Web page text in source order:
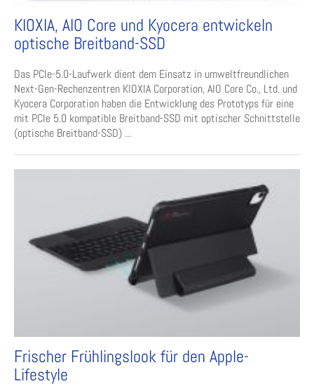
KIOXIA, AIO Core und Kyocera entwickeln
optische Breitband-SSD
Das PCIe-5.0-Laufwerk dient dem Einsatz in umweltfreundlichen
Next-Gen-Rechenzentren KIOXIA Corporation, AIO Core Co., Ltd. und
Kyocera Corporation haben die Entwicklung des Prototyps für eine
mit PCIe 5.0 kompatible Breitband-SSD mit optischer Schnittstelle
(optische Breitband-SSD) ...
Frischer Frühlingslook für den Apple-
Lifestyle